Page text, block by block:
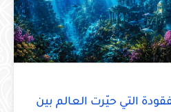
التي حيّرت العالم بين